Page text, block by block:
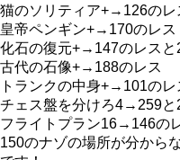
猫のソリティア+→126のレ
皇帝ペンギン+→170のレス
化石の復元+→147のレスと
古代の石像+→188のレス
トランクの中身+→101のレ
チェス盤を分けろ4→259と
フライトプラン16→146の
150のナゾの場所が分から